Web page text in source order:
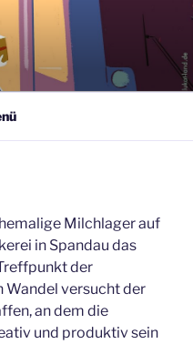
Milchlager auf
in Spandau das
der
versucht der
an dem die
und produktiv sein